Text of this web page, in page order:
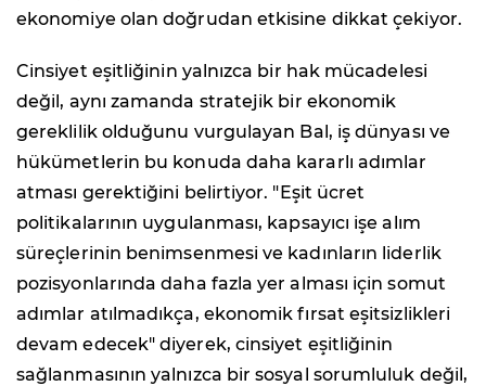
ekonomiye olan doğrudan etkisine dikkat çekiyor.
Cinsiyet eşitliğinin yalnızca bir hak mücadelesi
değil, aynı zamanda stratejik bir ekonomik
gereklilik olduğunu vurgulayan Bal, iş dünyası ve
hükümetlerin bu konuda daha kararlı adımlar
atması gerektiğini belirtiyor. "Eşit ücret
politikalarının uygulanması, kapsayıcı işe alım
süreçlerinin benimsenmesi ve kadınların liderlik
pozisyonlarında daha fazla yer alması için somut
adımlar atılmadıkça, ekonomik fırsat eşitsizlikleri
devam edecek" diyerek, cinsiyet eşitliğinin
sağlanmasının yalnızca bir sosyal sorumluluk değil,